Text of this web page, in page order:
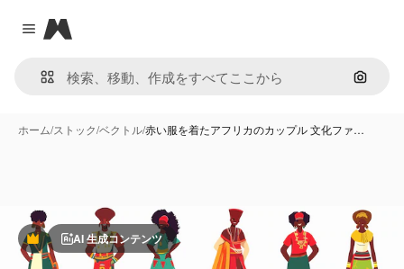
Close menu
Magnific
画像で
ホーム/ストック/ベクトル/赤い服を着たアフリカのカップル 文化ファ…
PremiumAI 生成コンテンツ